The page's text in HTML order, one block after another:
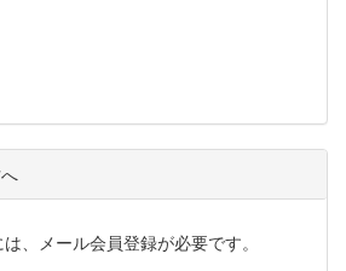
、メール会員登録が必要です。